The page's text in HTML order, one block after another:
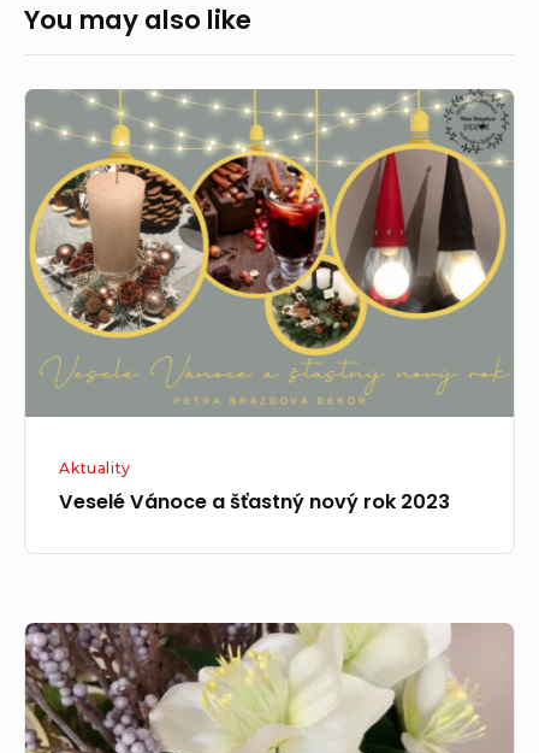
You may also like
Veselé
Vánoce
šťastný
nový
rok
2023
Aktuality
Veselé Vánoce a šťastný nový rok 2023
Aranžujeme
pro
Vás
obchod